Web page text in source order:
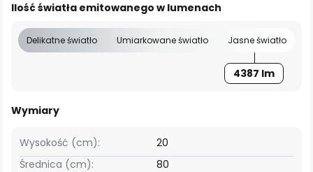
Ilość światła emitowanego w lumenach
Delikatne światło Umiarkowane światło Jasne światło
4387 lm
Wymiary
Wysokość (cm):
20
Średnica (cm):
80